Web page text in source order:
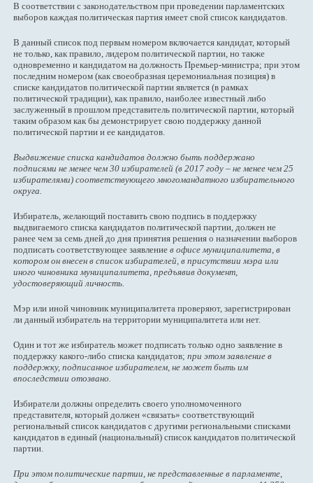
В соответствии с законодательством при проведении парламентских
выборов каждая политическая партия имеет свой список кандидатов.
В данный список под первым номером включается кандидат, который
не только, как правило, лидером политической партии, но также
одновременно и кандидатом на должность Премьер-министра; при этом
последним номером (как своеобразная церемониальная позиция) в
списке кандидатов политической партии является (в рамках
политической традиции), как правило, наиболее известный либо
заслуженный в прошлом представитель политической партии, который
таким образом как бы демонстрирует свою поддержку данной
политической партии и ее кандидатов.
Выдвижение списка кандидатов должно быть поддержано
подписями не менее чем 30 избирателей (в 2017 году – не менее чем 25
избирателями) соответствующего многомандатного избирательного
округа.
Избиратель, желающий поставить свою подпись в поддержку
выдвигаемого списка кандидатов политической партии, должен не
ранее чем за семь дней до дня принятия решения о назначении выборов
подписать соответствующее заявление в офисе муниципалитета, в
котором он внесен в список избирателей, в присутствии мэра или
иного чиновника муниципалитета, предъявив документ,
удостоверяющий личность.
Мэр или иной чиновник муниципалитета проверяют, зарегистрирован
ли данный избиратель на территории муниципалитета или нет.
Один и тот же избиратель может подписать только одно заявление в
поддержку какого-либо списка кандидатов; при этом заявление в
поддержку, подписанное избирателем, не может быть им
впоследствии отозвано.
Избиратели должны определить своего уполномоченного
представителя, который должен «связать» соответствующий
региональный список кандидатов с другими региональными списками
кандидатов в единый (национальный) список кандидатов политической
партии.
При этом политические партии, не представленные в парламенте,